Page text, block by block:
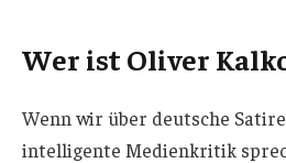
Wer ist Oliver
Wenn wir über deutsche
intelligente Medienkritik